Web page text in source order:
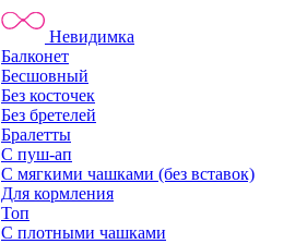
Невидимка
Балконет
Бесшовный
Без косточек
Без бретелей
Бралетты
С пуш-ап
С мягкими чашками (без вставок)
Для кормления
Топ
С плотными чашками